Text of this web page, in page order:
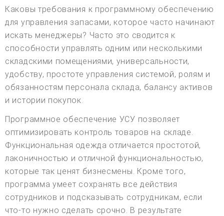
Каковы требования к программному обеспечению
для управления запасами, которое часто начинают
искать менеджеры? Часто это сводится к
способности управлять одним или несколькими
складскими помещениями, универсальности,
удобству, простоте управления системой, ролям и
обязанностям персонала склада, балансу активов
и истории покупок.
Программное обеспечение УСУ позволяет
оптимизировать контроль товаров на складе.
Функциональная одежда отличается простотой,
лаконичностью и отличной функциональностью,
которые так ценят бизнесмены. Кроме того,
программа умеет сохранять все действия
сотрудников и подсказывать сотрудникам, если
что-то нужно сделать срочно. В результате